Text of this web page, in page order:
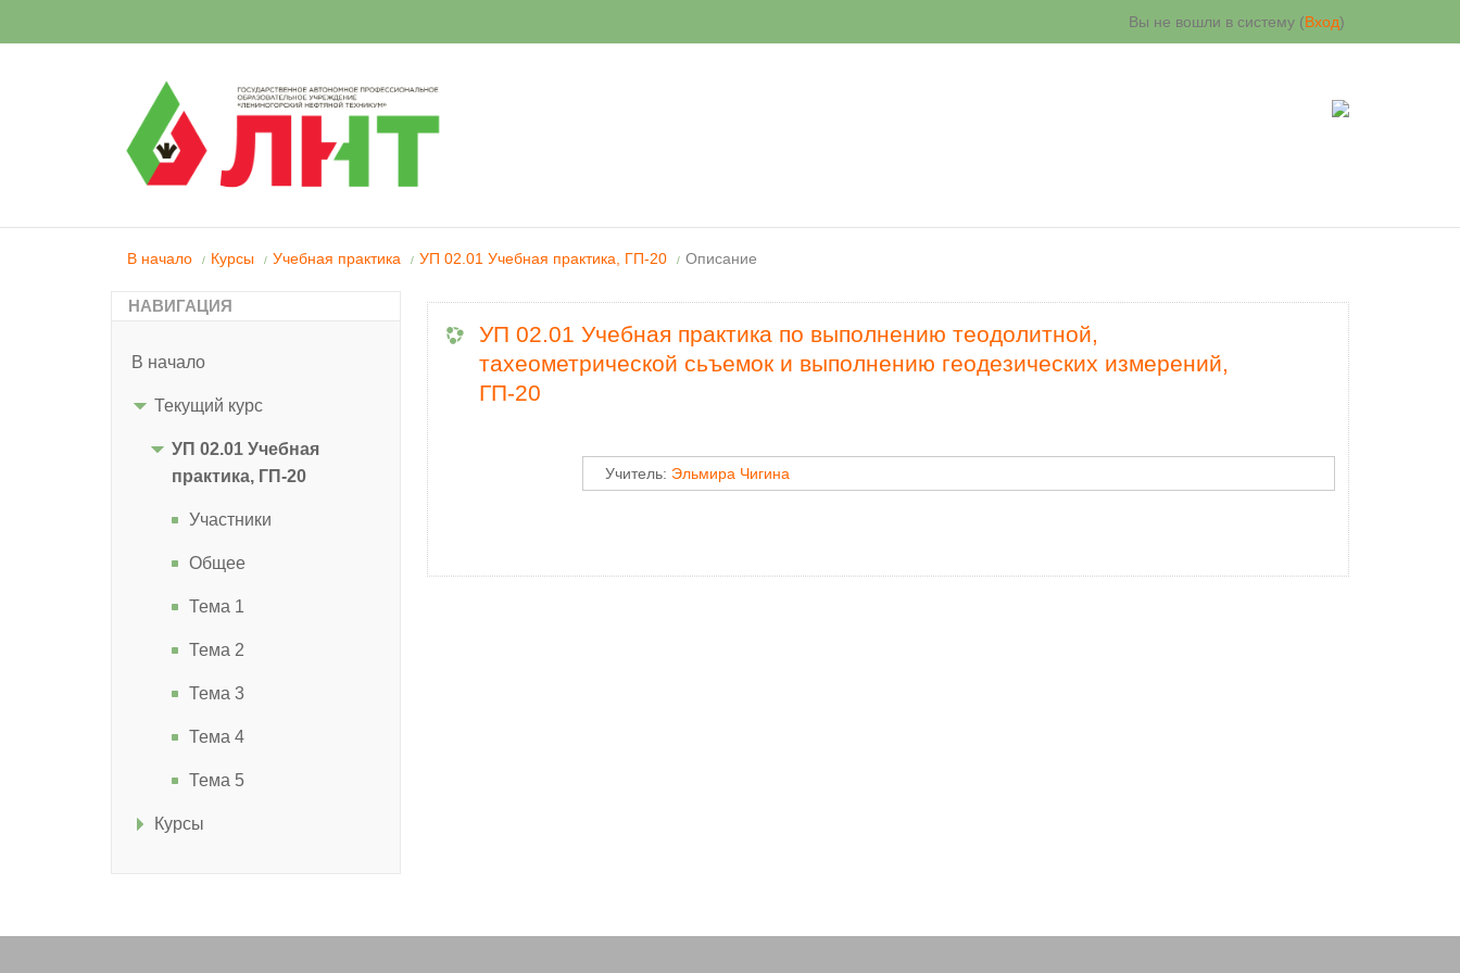
Вы не вошли в систему (Вход)
В начало / Курсы / Учебная практика / УП 02.01 Учебная практика, ГП-20 / Описание
УП 02.01 Учебная практика по выполнению теодолитной,
тахеометрической сьъемок и выполнению геодезических измерений,
ГП-20
Учитель: Эльмира Чигина
НАВИГАЦИЯ
В начало
Текущий курс
УП 02.01 Учебная
практика, ГП-20
Участники
Общее
Тема 1
Тема 2
Тема 3
Тема 4
Тема 5
Курсы